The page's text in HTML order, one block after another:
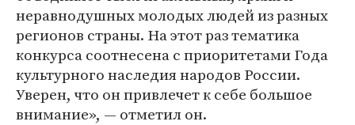
неравнодушных молодых людей из разных
регионов страны. На этот раз тематика
конкурса соотнесена с приоритетами Года
культурного наследия народов России.
Уверен, что он привлечет к себе большое
внимание», — отметил он.